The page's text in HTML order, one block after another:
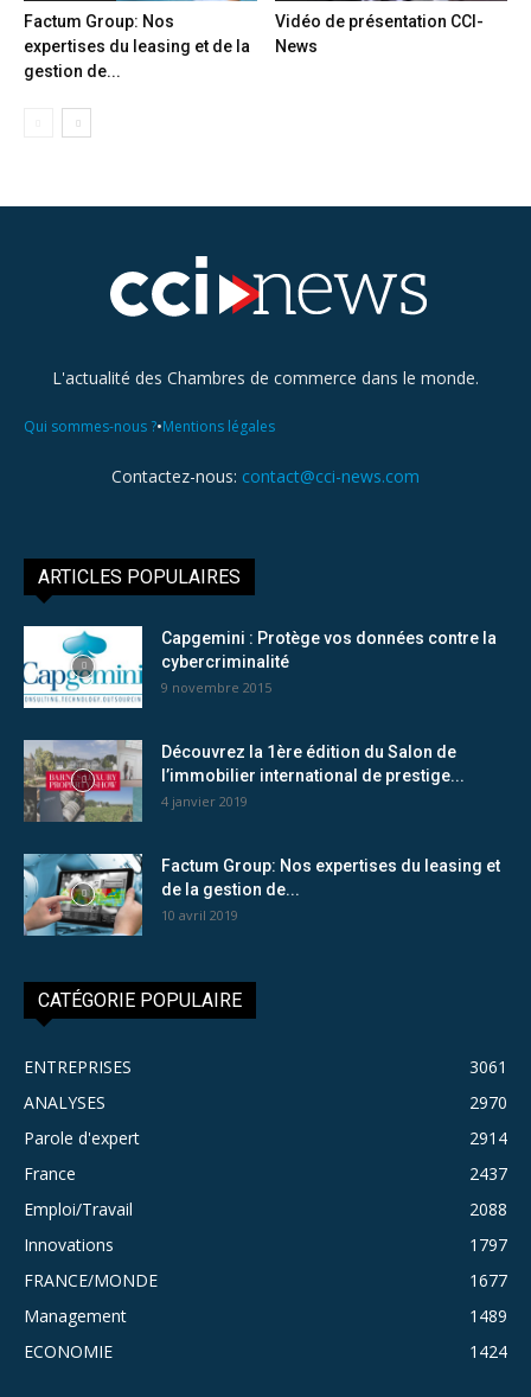
Factum Group: Nos
expertises du leasing et de la
gestion de...
Vidéo de présentation CCI-
News
L'actualité des Chambres de commerce dans le monde.
Qui sommes-nous ?•Mentions légales
Contactez-nous: contact@cci-news.com
ARTICLES POPULAIRES
Capgemini : Protège vos données contre la
cybercriminalité
9 novembre 2015
Découvrez la 1ère édition du Salon de
l’immobilier international de prestige...
4 janvier 2019
Factum Group: Nos expertises du leasing et
de la gestion de...
10 avril 2019
CATÉGORIE POPULAIRE
ENTREPRISES
3061
ANALYSES
2970
Parole d'expert
2914
France
2437
Emploi/Travail
2088
Innovations
1797
FRANCE/MONDE
1677
Management
1489
ECONOMIE
1424